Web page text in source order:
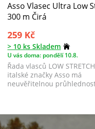
Asso Vlasec Ultra Low
300 m Čirá
259 Kč
> 10 ks Skladem
U vás doma: pondělí 10.8.
Řada vlasců LOW
italské značky Asso má
neuvěřitelnou